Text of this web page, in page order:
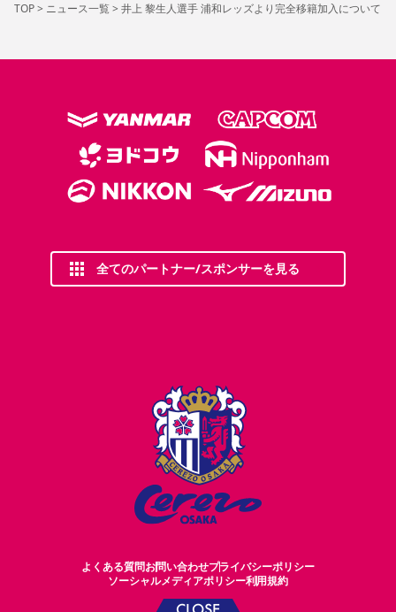
TOP> ニュース一覧> 井上 黎生人選手 浦和レッズより完全移籍加入について
全てのパートナー/スポンサーを見る
よくある質問お問い合わせプライバシーポリシー
ソーシャルメディアポリシー利用規約